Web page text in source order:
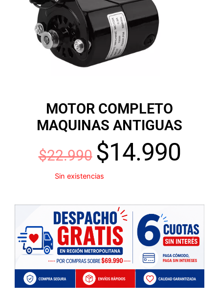
MOTOR COMPLETO
MAQUINAS ANTIGUAS
$22.990 El
precio
original
era:
$22.990.
$14.990El
es:
Sin existencias